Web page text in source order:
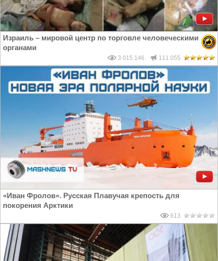
Израиль – мировой центр по торговле человеческими
органами
3 015 146 111 055
«Иван Фролов». Русская Плавучая крепость для
покорения Арктики
613